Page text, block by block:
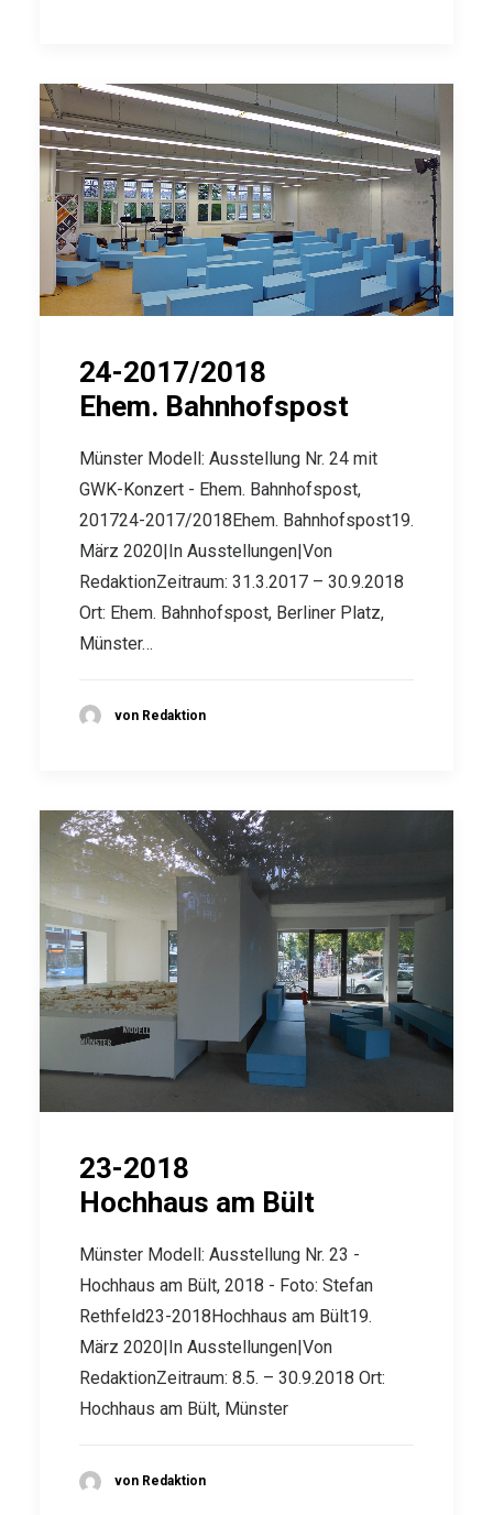
24-2017/2018
Ehem. Bahnhofspost
Münster Modell: Ausstellung Nr. 24 mit
GWK-Konzert - Ehem. Bahnhofspost,
201724-2017/2018Ehem. Bahnhofspost19.
März 2020|In Ausstellungen|Von
RedaktionZeitraum: 31.3.2017 – 30.9.2018
Ort: Ehem. Bahnhofspost, Berliner Platz,
Münster…
von Redaktion
23-2018
Hochhaus am Bült
Münster Modell: Ausstellung Nr. 23 -
Hochhaus am Bült, 2018 - Foto: Stefan
Rethfeld23-2018Hochhaus am Bült19.
März 2020|In Ausstellungen|Von
RedaktionZeitraum: 8.5. – 30.9.2018 Ort:
Hochhaus am Bült, Münster
von Redaktion